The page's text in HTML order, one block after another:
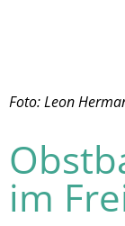
Foto: Leon
im